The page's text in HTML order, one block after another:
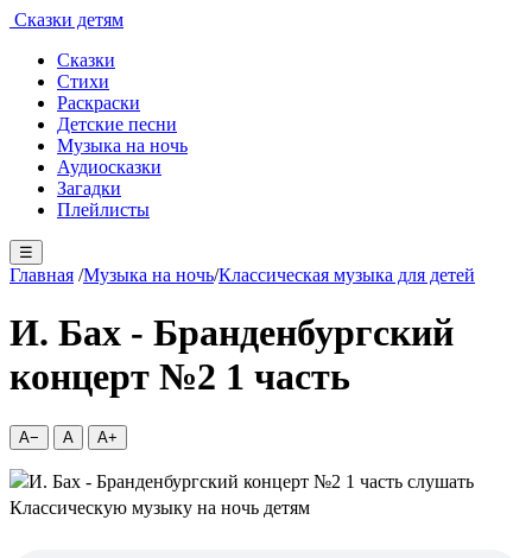
Сказки детям
Сказки
Стихи
Раскраски
Детские песни
Музыка на ночь
Аудиосказки
Загадки
Плейлисты
☰
Главная /Музыка на ночь/Классическая музыка для детей
И. Бах - Бранденбургский
концерт №2 1 часть
A− A A+